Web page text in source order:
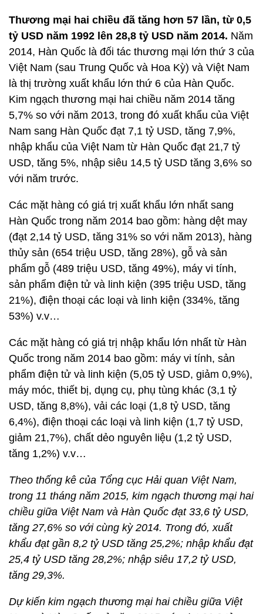
Thương mại hai chiều đã tăng hơn 57 lần, từ 0,5
tỷ USD năm 1992 lên 28,8 tỷ USD năm 2014. Năm
2014, Hàn Quốc là đối tác thương mại lớn thứ 3 của
Việt Nam (sau Trung Quốc và Hoa Kỳ) và Việt Nam
là thị trường xuất khẩu lớn thứ 6 của Hàn Quốc.
Kim ngạch thương mại hai chiều năm 2014 tăng
5,7% so với năm 2013, trong đó xuất khẩu của Việt
Nam sang Hàn Quốc đạt 7,1 tỷ USD, tăng 7,9%,
nhập khẩu của Việt Nam từ Hàn Quốc đạt 21,7 tỷ
USD, tăng 5%, nhập siêu 14,5 tỷ USD tăng 3,6% so
với năm trước.
Các mặt hàng có giá trị xuất khẩu lớn nhất sang
Hàn Quốc trong năm 2014 bao gồm: hàng dệt may
(đạt 2,14 tỷ USD, tăng 31% so với năm 2013), hàng
thủy sản (654 triệu USD, tăng 28%), gỗ và sản
phẩm gỗ (489 triệu USD, tăng 49%), máy vi tính,
sản phẩm điện tử và linh kiện (395 triệu USD, tăng
21%), điện thoại các loại và linh kiện (334%, tăng
53%) v.v…
Các mặt hàng có giá trị nhập khẩu lớn nhất từ Hàn
Quốc trong năm 2014 bao gồm: máy vi tính, sản
phẩm điện tử và linh kiện (5,05 tỷ USD, giảm 0,9%),
máy móc, thiết bị, dụng cụ, phụ tùng khác (3,1 tỷ
USD, tăng 8,8%), vải các loại (1,8 tỷ USD, tăng
6,4%), điện thoại các loại và linh kiện (1,7 tỷ USD,
giảm 21,7%), chất dẻo nguyên liệu (1,2 tỷ USD,
tăng 1,2%) v.v…
Theo thống kê của Tổng cục Hải quan Việt Nam,
trong 11 tháng năm 2015, kim ngạch thương mại hai
chiều giữa Việt Nam và Hàn Quốc đạt 33,6 tỷ USD,
tăng 27,6% so với cùng kỳ 2014. Trong đó, xuất
khẩu đạt gần 8,2 tỷ USD tăng 25,2%; nhập khẩu đạt
25,4 tỷ USD tăng 28,2%; nhập siêu 17,2 tỷ USD,
tăng 29,3%.
Dự kiến kim ngạch thương mại hai chiều giữa Việt